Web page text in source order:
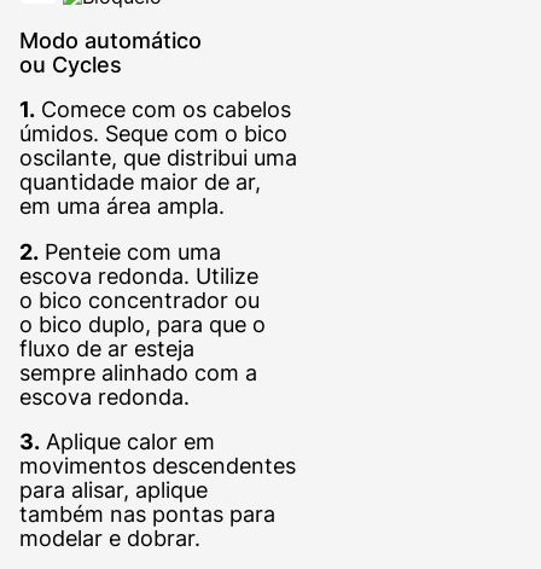
Modo automático
ou Cycles
1. Comece com os cabelos
úmidos. Seque com o bico
oscilante, que distribui uma
quantidade maior de ar,
em uma área ampla.
2. Penteie com uma
escova redonda. Utilize
o bico concentrador ou
o bico duplo, para que o
fluxo de ar esteja
sempre alinhado com a
escova redonda.
3. Aplique calor em
movimentos descendentes
para alisar, aplique
também nas pontas para
modelar e dobrar.